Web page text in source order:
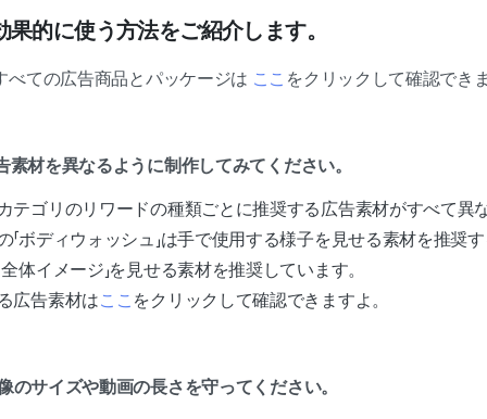
的に使う方法をご紹介します。
べての広告商品とパッケージは ここ をクリックして確認でき
材を異なるように制作してみてください。
テゴリのリワードの種類ごとに推奨する広告素材がすべて異
「ボディウォッシュ」は手で使用する様子を見せる素材を推奨
体イメージ」を見せる素材を推奨しています。
広告素材はここ をクリックして確認できますよ。
のサイズや動画の長さを守ってください。